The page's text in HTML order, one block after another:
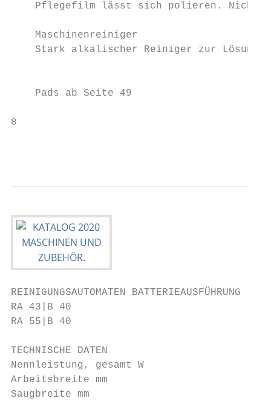
Pflegefilm lässt sich polieren. Nicht
    Maschinenreiniger
Stark alkalischer Reiniger zur Lösung
    Pads ab Seite 49
8
REINIGUNGSAUTOMATEN BATTERIEAUSFÜHRUNG
RA 43|B 40
RA 55|B 40
TECHNISCHE DATEN
Nennleistung, gesamt W
Arbeitsbreite mm
Saugbreite mm